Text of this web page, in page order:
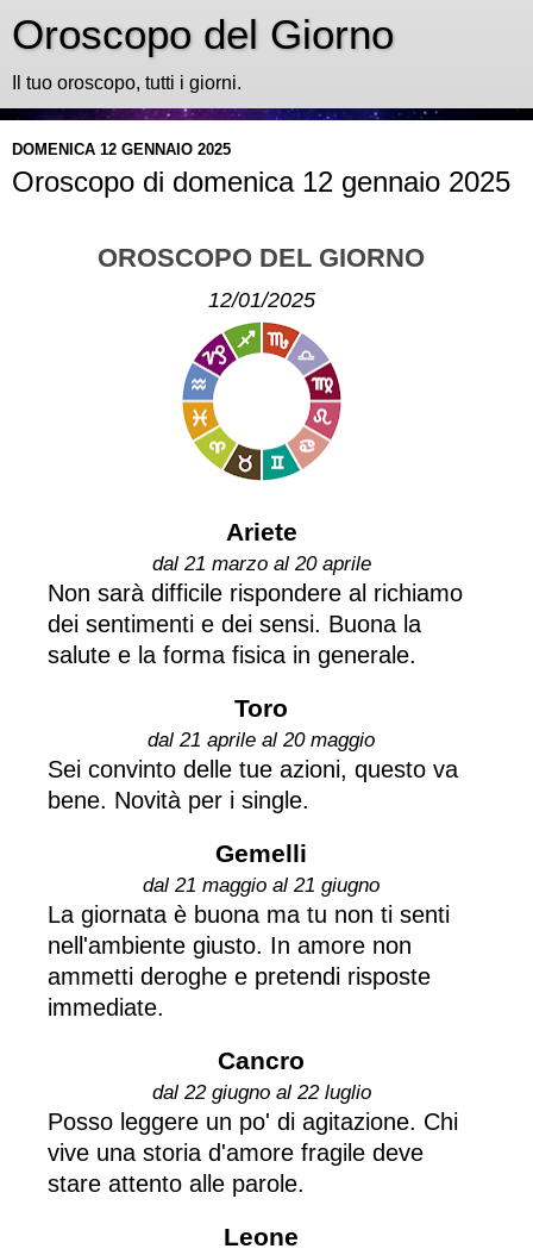
Oroscopo del Giorno
Il tuo oroscopo, tutti i giorni.
DOMENICA 12 GENNAIO 2025
Oroscopo di domenica 12 gennaio 2025
OROSCOPO DEL GIORNO
12/01/2025
Ariete
dal 21 marzo al 20 aprile
Non sarà difficile rispondere al richiamo
dei sentimenti e dei sensi. Buona la
salute e la forma fisica in generale.
Toro
dal 21 aprile al 20 maggio
Sei convinto delle tue azioni, questo va
bene. Novità per i single.
Gemelli
dal 21 maggio al 21 giugno
La giornata è buona ma tu non ti senti
nell'ambiente giusto. In amore non
ammetti deroghe e pretendi risposte
immediate.
Cancro
dal 22 giugno al 22 luglio
Posso leggere un po' di agitazione. Chi
vive una storia d'amore fragile deve
stare attento alle parole.
Leone